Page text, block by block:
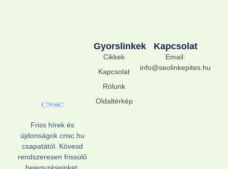
Friss hírek és
újdonságok cnsc.hu
csapatától. Kövesd
rendszeresen frissülő
Gyorslinkek
Cikkek
Kapcsolat
Rólunk
Oldaltérkép
Kapcsolat
Email:
info@seolinkepites.hu